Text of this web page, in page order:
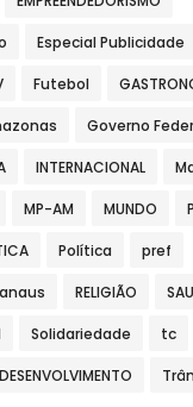
Especial Publicidade
Futebol
Governo
INTERNACIONAL
MP-AM MUNDO
Política pref
RELIGIÃO
Solidariedade tc